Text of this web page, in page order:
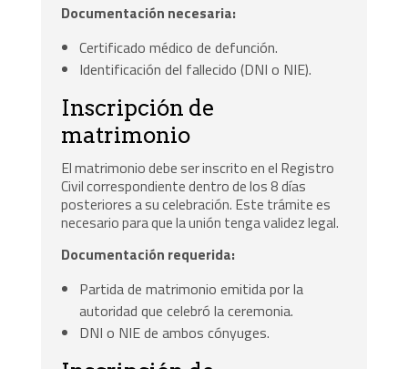
Documentación necesaria:
Certificado médico de defunción.
Identificación del fallecido (DNI o NIE).
Inscripción de
matrimonio
El matrimonio debe ser inscrito en el Registro
Civil correspondiente dentro de los 8 días
posteriores a su celebración. Este trámite es
necesario para que la unión tenga validez legal.
Documentación requerida:
Partida de matrimonio emitida por la
autoridad que celebró la ceremonia.
DNI o NIE de ambos cónyuges.